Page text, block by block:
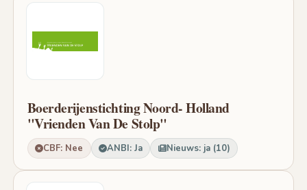
Boerderijenstichting Noord- Holland
"Vrienden Van De Stolp"
CBF: Nee ANBI: Ja Nieuws: ja (10)